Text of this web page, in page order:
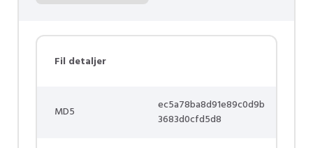
Fil detaljer
MD5
ec5a78ba8d91e89c0d9b
3683d0cfd5d8